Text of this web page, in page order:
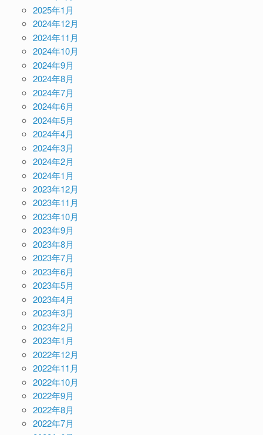
2025年1月
2024年12月
2024年11月
2024年10月
2024年9月
2024年8月
2024年7月
2024年6月
2024年5月
2024年4月
2024年3月
2024年2月
2024年1月
2023年12月
2023年11月
2023年10月
2023年9月
2023年8月
2023年7月
2023年6月
2023年5月
2023年4月
2023年3月
2023年2月
2023年1月
2022年12月
2022年11月
2022年10月
2022年9月
2022年8月
2022年7月